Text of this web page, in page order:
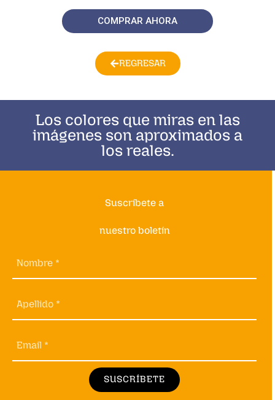
COMPRAR AHORA
REGRESAR
Los colores que miras en las
imágenes son aproximados a
los reales.
Suscríbete a
nuestro boletín
Nombre *
Apellido *
Email *
SUSCRÍBETE